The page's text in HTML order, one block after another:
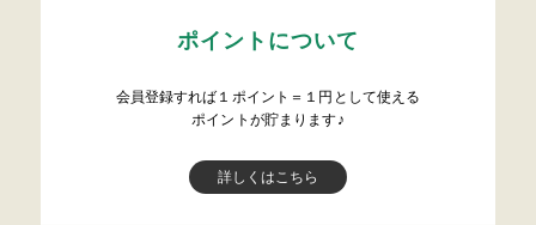
ポイントについて
会員登録すれば１ポイント＝１円として使える
ポイントが貯まります♪
詳しくはこちら